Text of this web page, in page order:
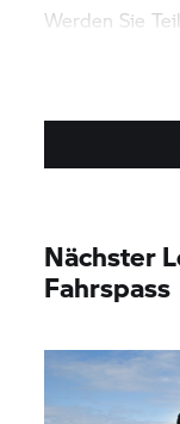
Werden Sie
Nächster
Fahrspass